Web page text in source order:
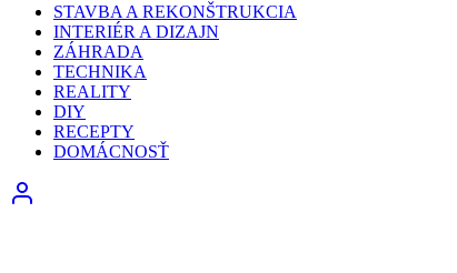
STAVBA A REKONŠTRUKCIA
INTERIÉR A DIZAJN
ZÁHRADA
TECHNIKA
REALITY
DIY
RECEPTY
DOMÁCNOSŤ